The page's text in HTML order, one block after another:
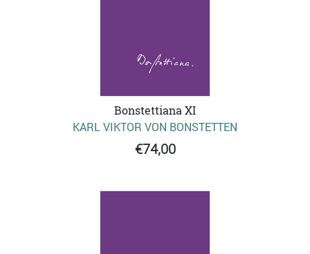
Bonstettiana XI
KARL VIKTOR VON BONSTETTEN
€74,00